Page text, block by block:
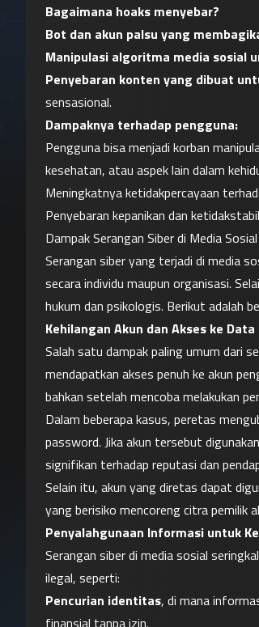
Bagaimana hoaks menyebar?
Bot dan akun palsu yang
Manipulasi algoritma media sosial
Penyebaran konten yang dibuat
sensasional.
Dampaknya terhadap pengguna:
Pengguna bisa menjadi korban
kesehatan, atau aspek lain dalam
Meningkatnya ketidakpercayaan
Penyebaran kepanikan dan
Dampak Serangan Siber di Media Sosial
Serangan siber yang terjadi di media
secara individu maupun organisasi.
hukum dan psikologis. Berikut adalah
Kehilangan Akun dan Akses ke
Salah satu dampak paling umum dari
mendapatkan akses penuh ke akun
bahkan setelah mencoba melakukan
Dalam beberapa kasus, peretas
password. Jika akun tersebut
signifikan terhadap reputasi dan
Selain itu, akun yang diretas dapat
yang berisiko mencoreng citra pemilik
Penyalahgunaan Informasi untuk
Serangan siber di media sosial
ilegal, seperti:
Pencurian identitas, di mana
finansial tanpa izin.